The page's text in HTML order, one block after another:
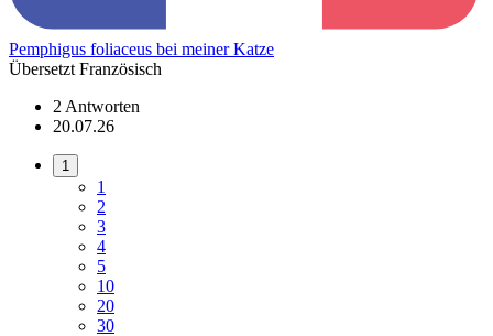
Pemphigus foliaceus bei meiner Katze
Übersetzt Französisch
2 Antworten
20.07.26
1
1
2
3
4
5
10
20
30